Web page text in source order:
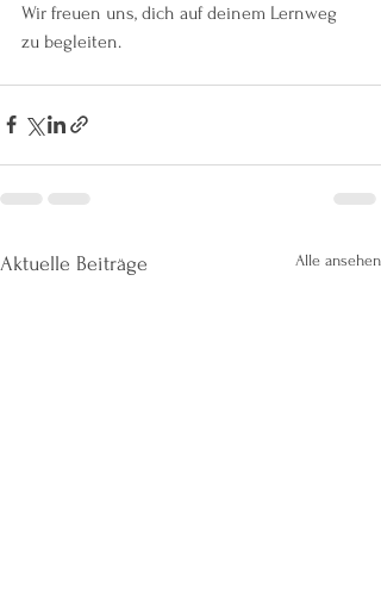
Wir freuen uns, dich auf deinem Lernweg
zu begleiten.
Aktuelle Beiträge Alle ansehen